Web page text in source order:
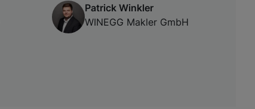
Patrick Winkler
WINEGG Makler GmbH